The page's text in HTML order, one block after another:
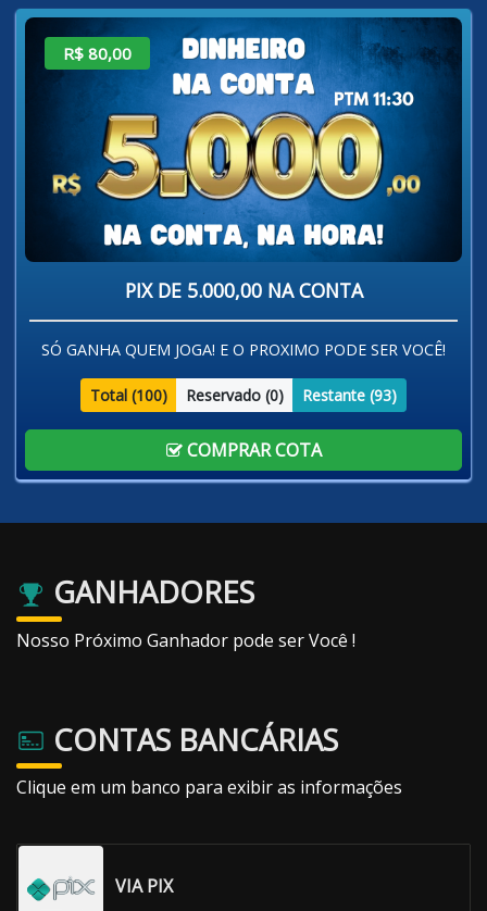
R$ 80,00
PIX DE 5.000,00 NA CONTA
SÓ GANHA QUEM JOGA! E O PROXIMO PODE SER VOCÊ!
Total (100) Reservado (0) Restante (93)
COMPRAR COTA
GANHADORES
Nosso Próximo Ganhador pode ser Você !
CONTAS BANCÁRIAS
Clique em um banco para exibir as informações
VIA PIX